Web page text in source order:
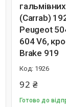
(Carrab)
Peugeot
604 V6,
Brake 919
1926
92 ₴
Готово до